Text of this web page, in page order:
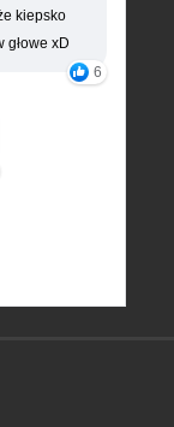
kiepsko
głowe xD
6